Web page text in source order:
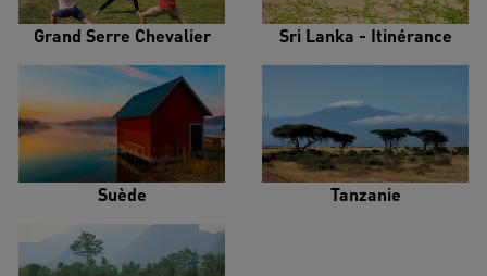
Grand Serre Chevalier Sri Lanka - Itinérance
Suède Tanzanie